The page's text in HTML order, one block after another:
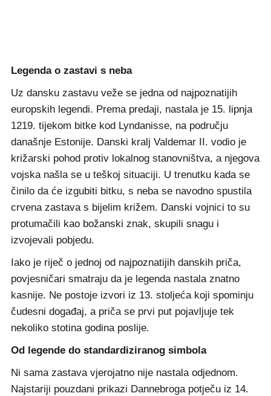
Legenda o zastavi s neba
Uz dansku zastavu veže se jedna od najpoznatijih
europskih legendi. Prema predaji, nastala je 15. lipnja
1219. tijekom bitke kod Lyndanisse, na području
današnje Estonije. Danski kralj Valdemar II. vodio je
križarski pohod protiv lokalnog stanovništva, a njegova
vojska našla se u teškoj situaciji. U trenutku kada se
činilo da će izgubiti bitku, s neba se navodno spustila
crvena zastava s bijelim križem. Danski vojnici to su
protumačili kao božanski znak, skupili snagu i
izvojevali pobjedu.
Iako je riječ o jednoj od najpoznatijih danskih priča,
povjesničari smatraju da je legenda nastala znatno
kasnije. Ne postoje izvori iz 13. stoljeća koji spominju
čudesni događaj, a priča se prvi put pojavljuje tek
nekoliko stotina godina poslije.
Od legende do standardiziranog simbola
Ni sama zastava vjerojatno nije nastala odjednom.
Najstariji pouzdani prikazi Dannebroga potječu iz 14.